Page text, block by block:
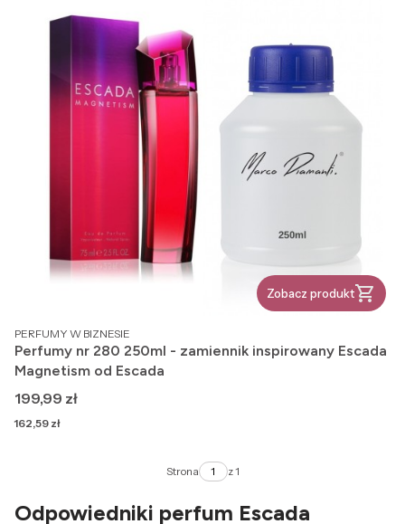
Zobacz produkt
PRODUCENT
PERFUMY W BIZNESIE
Perfumy nr 280 250ml - zamiennik inspirowany Escada
Magnetism od Escada
Cena
199,99 zł
Cena
162,59 zł
Strona z 1
Odpowiedniki perfum Escada